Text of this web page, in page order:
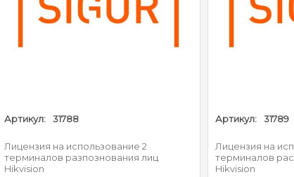
2
лиц
Лицензия на использование 4
терминалов распознавания лиц